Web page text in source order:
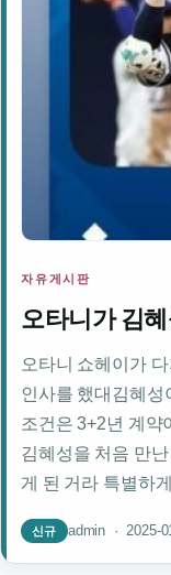
자유게시판
오타니가 김
오타니 쇼헤이가
인사를 했대김혜
조건은 3+2년 계약
김혜성을 처음 만
게 된 거라 특별하
신규 admin · 2025-